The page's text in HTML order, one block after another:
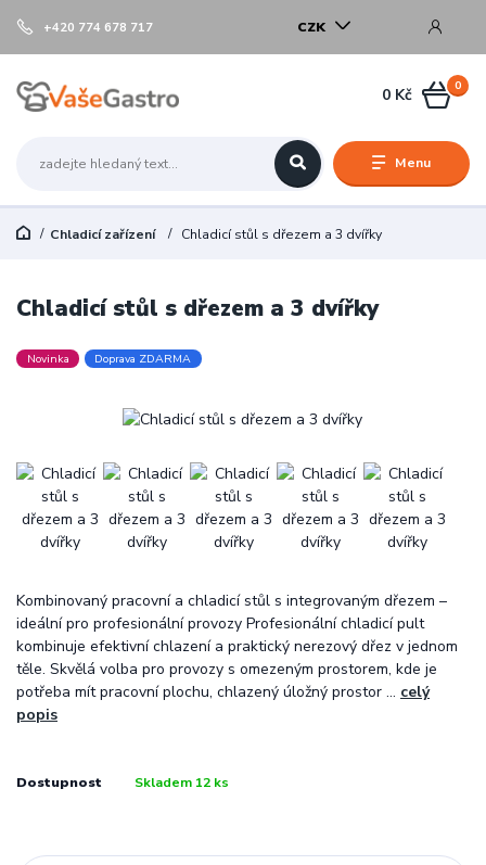
Menu
CZK
+420 774 678 717
0
0 Kč
Chladicí zařízení Chladicí stůl s dřezem a 3 dvířky
Chladicí stůl s dřezem a 3 dvířky
Novinka Doprava ZDARMA
Kombinovaný pracovní a chladicí stůl s integrovaným dřezem –
ideální pro profesionální provozy Profesionální chladicí pult
kombinuje efektivní chlazení a praktický nerezový dřez v jednom
těle. Skvělá volba pro provozy s omezeným prostorem, kde je
potřeba mít pracovní plochu, chlazený úložný prostor ... celý
popis
Dostupnost Skladem 12 ks